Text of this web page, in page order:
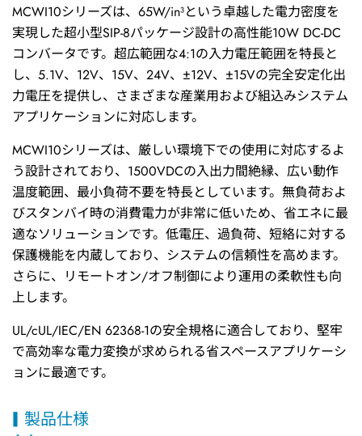
MCWI10シリーズは、65W/in³という卓越した電力密度を
実現した超小型SIP-8パッケージ設計の高性能10W DC-DC
コンバータです。超広範囲な4:1の入力電圧範囲を特長と
し、5.1V、12V、15V、24V、±12V、±15Vの完全安定化出
力電圧を提供し、さまざまな産業用および組込みシステム
アプリケーションに対応します。
MCWI10シリーズは、厳しい環境下での使用に対応するよ
う設計されており、1500VDCの入出力間絶縁、広い動作
温度範囲、最小負荷不要を特長としています。無負荷およ
びスタンバイ時の消費電力が非常に低いため、省エネに最
適なソリューションです。低電圧、過負荷、短絡に対する
保護機能を内蔵しており、システムの信頼性を高めます。
さらに、リモートオン/オフ制御により運用の柔軟性も向
上します。
UL/cUL/IEC/EN 62368-1の安全規格に適合しており、堅牢
で高効率な電力変換が求められる省スペースアプリケーシ
ョンに最適です。
製品仕様